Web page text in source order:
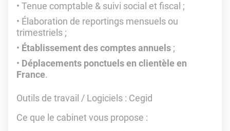
Tenue comptable & suivi social et fiscal ;
Élaboration de reportings mensuels ou
trimestriels ;
Établissement des comptes annuels ;
Déplacements ponctuels en clientèle en
France.
Outils de travail / Logiciels : Cegid
Ce que le cabinet vous propose :